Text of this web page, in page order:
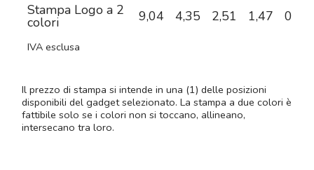
Stampa Logo a 2
colori 9,04 4,35 2,51 1,47 0,83
IVA esclusa
Il prezzo di stampa si intende in una (1) delle posizioni
disponibili del gadget selezionato. La stampa a due colori è
fattibile solo se i colori non si toccano, allineano,
intersecano tra loro.